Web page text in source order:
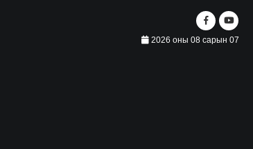
2026 оны 08 сарын 07